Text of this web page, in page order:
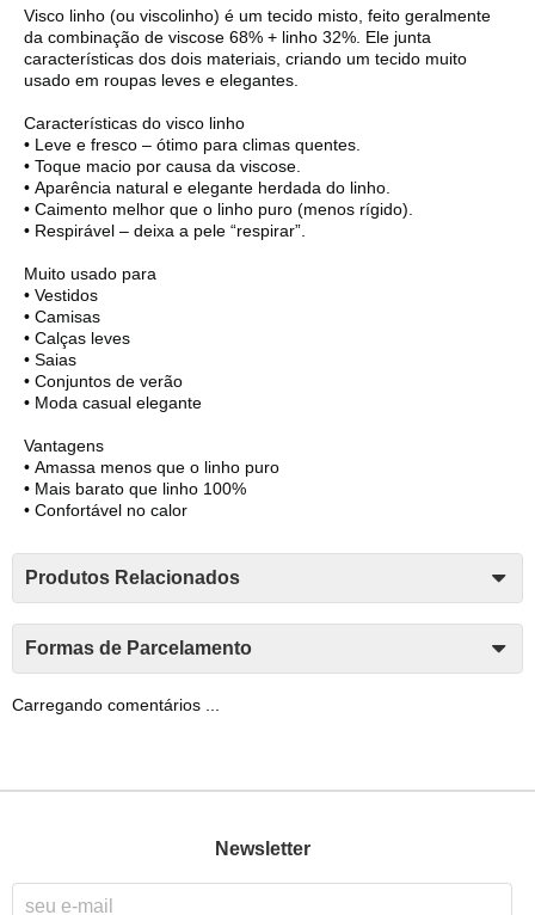
Visco linho (ou viscolinho) é um tecido misto, feito geralmente
da combinação de viscose 68% + linho 32%. Ele junta
características dos dois materiais, criando um tecido muito
usado em roupas leves e elegantes.
Características do visco linho
• Leve e fresco – ótimo para climas quentes.
• Toque macio por causa da viscose.
• Aparência natural e elegante herdada do linho.
• Caimento melhor que o linho puro (menos rígido).
• Respirável – deixa a pele “respirar”.
Muito usado para
• Vestidos
• Camisas
• Calças leves
• Saias
• Conjuntos de verão
• Moda casual elegante
Vantagens
• Amassa menos que o linho puro
• Mais barato que linho 100%
• Confortável no calor
Produtos Relacionados
Formas de Parcelamento
Carregando comentários ...
Newsletter